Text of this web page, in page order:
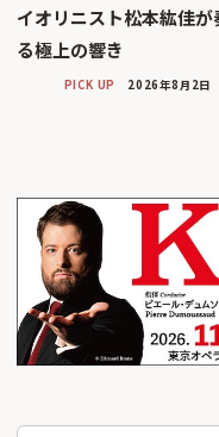
イオリニスト松本紘佳が
る極上の響き
PICK UP 2026年8月2日